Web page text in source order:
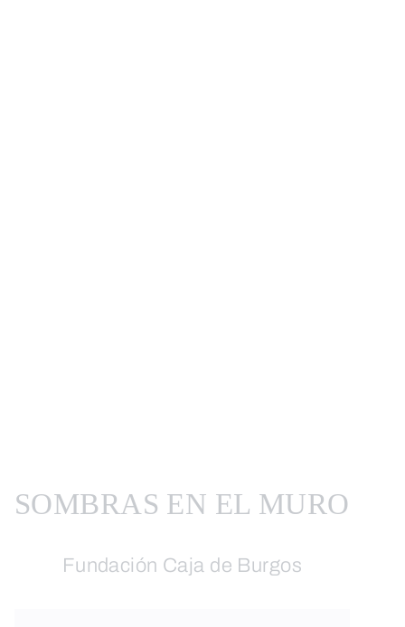
SOMBRAS EN EL MURO
Fundación Caja de Burgos